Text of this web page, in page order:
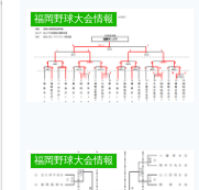
福岡野球大会情報
福岡野球大会情報